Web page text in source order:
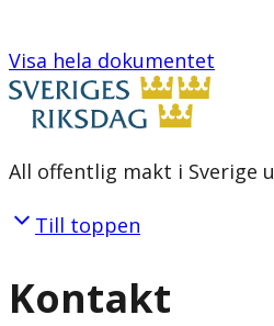
Visa hela dokumentet
All offentlig makt i Sverige
Till toppen
Kontakt